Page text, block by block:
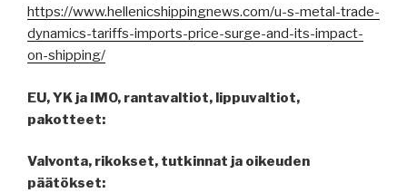
https://www.hellenicshippingnews.com/u-s-metal-trade-
dynamics-tariffs-imports-price-surge-and-its-impact-
on-shipping/
EU, YK ja IMO, rantavaltiot, lippuvaltiot,
pakotteet:
Valvonta, rikokset, tutkinnat ja oikeuden
päätökset: